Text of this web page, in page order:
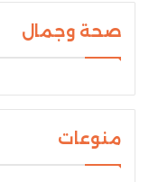
صحة وجمال
منوعات